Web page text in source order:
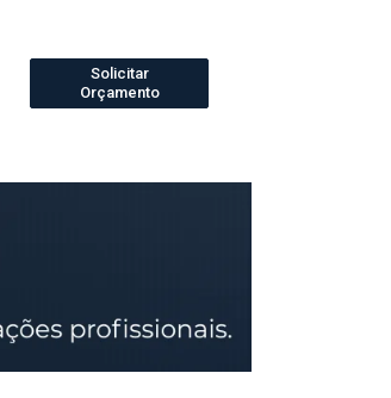
Solicitar
Orçamento